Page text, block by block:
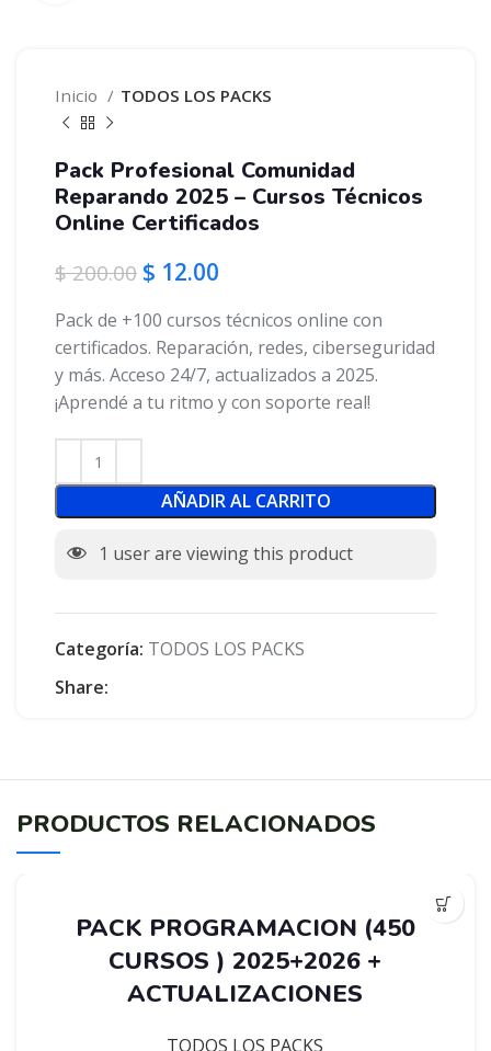
Inicio TODOS LOS PACKS
Pack Profesional Comunidad
Reparando 2025 – Cursos Técnicos
Online Certificados
$200.00 $ 12.00
Pack de +100 cursos técnicos online con
certificados. Reparación, redes, ciberseguridad
y más. Acceso 24/7, actualizados a 2025.
¡Aprendé a tu ritmo y con soporte real!
AÑADIR AL CARRITO
1 user are viewing this product
Categoría: TODOS LOS PACKS
Share:
PRODUCTOS RELACIONADOS
PACK PROGRAMACION (450
CURSOS ) 2025+2026 +
ACTUALIZACIONES
TODOS LOS PACKS